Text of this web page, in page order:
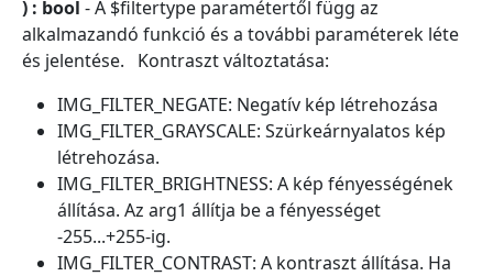
) : bool - A $filtertype paramétertől függ az
alkalmazandó funkció és a további paraméterek léte
és jelentése. Kontraszt változtatása:
IMG_FILTER_NEGATE: Negatív kép létrehozása
IMG_FILTER_GRAYSCALE: Szürkeárnyalatos kép
létrehozása.
IMG_FILTER_BRIGHTNESS: A kép fényességének
állítása. Az arg1 állítja be a fényességet
-255...+255-ig.
IMG_FILTER_CONTRAST: A kontraszt állítása. Ha